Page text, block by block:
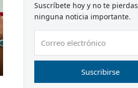
Suscríbete hoy y no te pierdas
ninguna noticia importante.
electrónico
Suscribirse